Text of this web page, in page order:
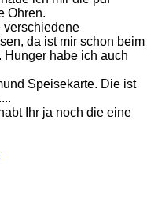
Ohren.
verschiedene
da ist mir schon beim
habe ich auch
Speisekarte. Die ist
Ihr ja noch die eine